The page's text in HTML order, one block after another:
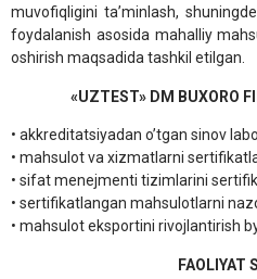
muvofiqligini ta’minlash,
foydalanish asosida mahalliy
oshirish maqsadida tashkil etilgan.
«UZTEST» DM BUXORO
• akkreditatsiyadan o’tgan sinov
• mahsulot va xizmatlarni
• sifat menejmenti tizimlarini
• sertifikatlangan mahsulotlarni
• mahsulot eksportini rivojlantirish
FAOLIYAT